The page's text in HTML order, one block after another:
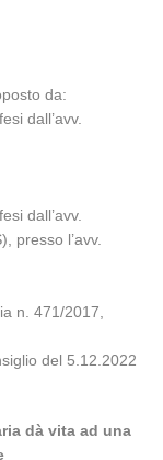
da:
dall’avv.
dall’avv.
presso l’avv.
n. 471/2017,
del 5.12.2022
dà vita ad una